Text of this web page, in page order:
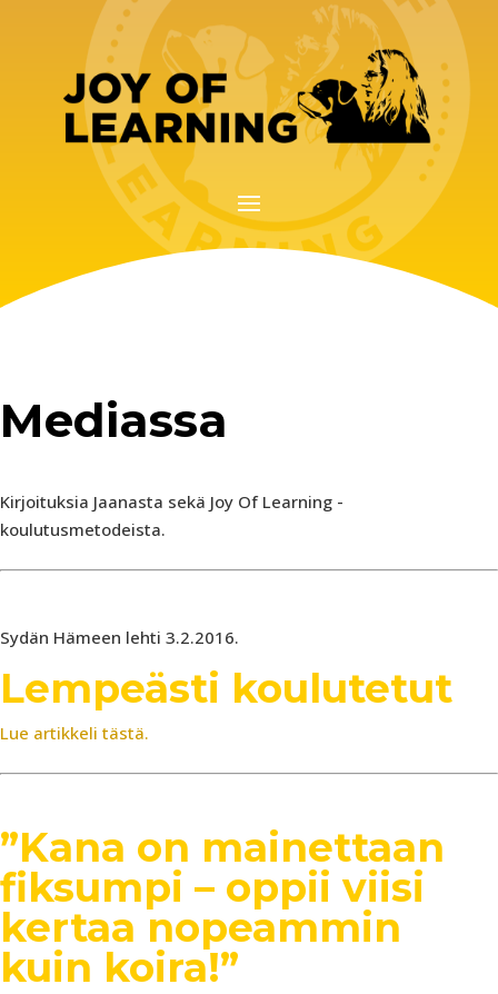
Mediassa
Kirjoituksia Jaanasta sekä Joy Of Learning -
koulutusmetodeista.
Sydän Hämeen lehti 3.2.2016.
Lempeästi koulutetut
Lue artikkeli tästä.
”Kana on mainettaan
fiksumpi – oppii viisi
kertaa nopeammin
kuin koira!”